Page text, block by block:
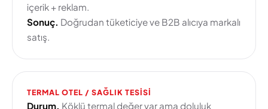
içerik + reklam.
Sonuç. Doğrudan tüketiciye ve B2B alıcıya markalı
satış.
TERMAL OTEL / SAĞLIK TESISI
Durum. Köklü termal değer var ama doluluk